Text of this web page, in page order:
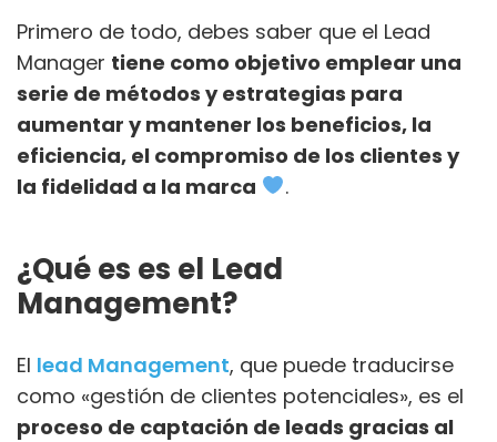
Primero de todo, debes saber que el Lead
Manager tiene como objetivo emplear una
serie de métodos y estrategias para
aumentar y mantener los beneficios, la
eficiencia, el compromiso de los clientes y
la fidelidad a la marca
.
¿Qué es es el Lead
Management?
El lead Management, que puede traducirse
como «gestión de clientes potenciales», es el
proceso de captación de leads gracias al